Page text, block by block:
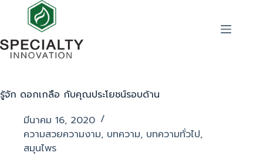
รู้จัก ดอกเกลือ กับคุณประโยชน์รอบด้าน
มีนาคม 16, 2020
ความสวยความงาม, บทความ, บทความทั่วไป,
สมุนไพร